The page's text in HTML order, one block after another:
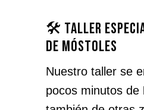
🛠️ Taller
de Móstoles
Nuestro taller se
pocos minutos de